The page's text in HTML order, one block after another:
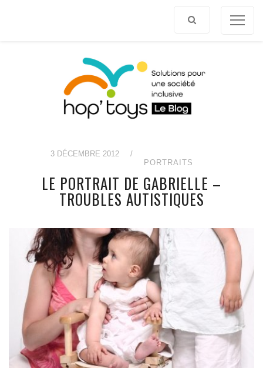
3 DÉCEMBRE 2012
/
PORTRAITS
LE PORTRAIT DE GABRIELLE –
TROUBLES AUTISTIQUES